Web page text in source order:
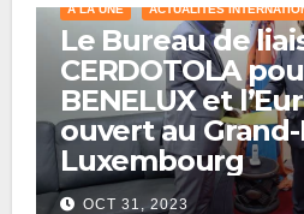
A LA UNE ACTUALITÉS
Le Bureau de
CERDOTOLA
BENELUX et
ouvert au
Luxembourg
OCT 31, 2023